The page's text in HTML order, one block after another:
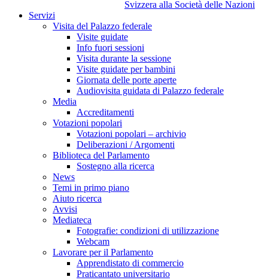
Svizzera alla Società delle Nazioni
Servizi
Visita del Palazzo federale
Visite guidate
Info fuori sessioni
Visita durante la sessione
Visite guidate per bambini
Giornata delle porte aperte
Audiovisita guidata di Palazzo federale
Media
Accreditamenti
Votazioni popolari
Votazioni popolari – archivio
Deliberazioni / Argomenti
Biblioteca del Parlamento
Sostegno alla ricerca
News
Temi in primo piano
Aiuto ricerca
Avvisi
Mediateca
Fotografie: condizioni di utilizzazione
Webcam
Lavorare per il Parlamento
Apprendistato di commercio
Praticantato universitario